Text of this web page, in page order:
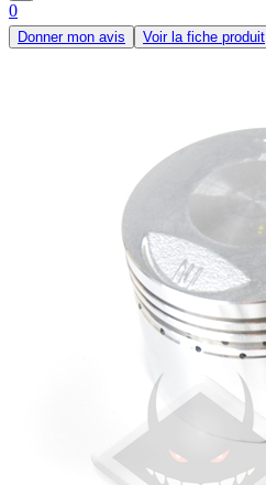
0
Donner mon avis Voir la fiche produit